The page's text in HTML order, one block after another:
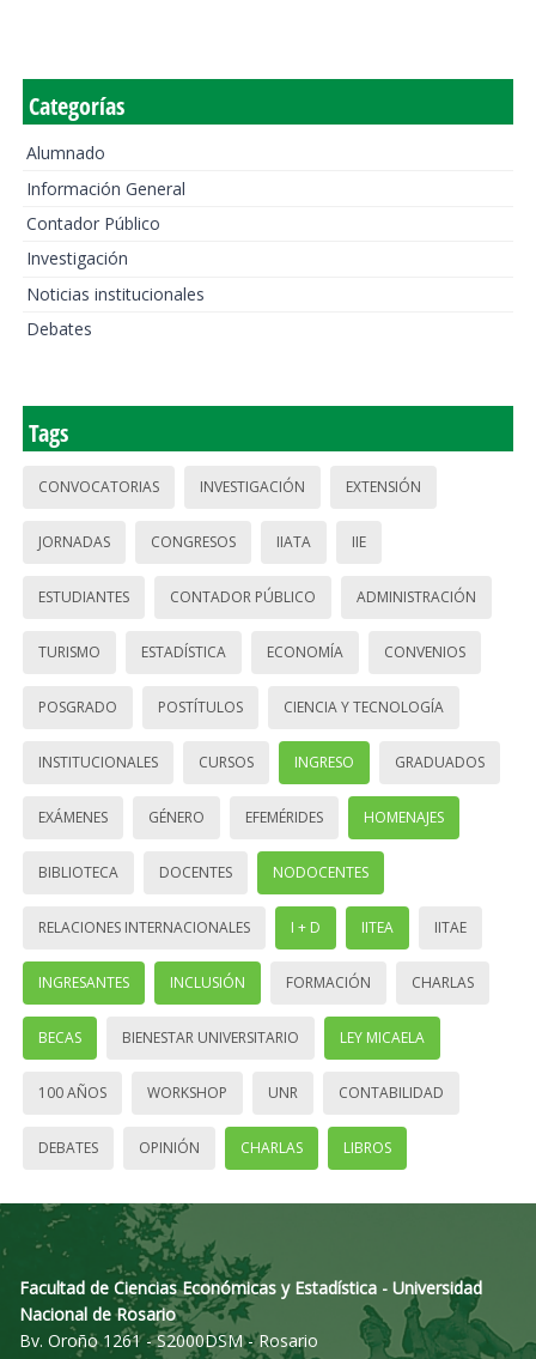
Categorías
Alumnado
Información General
Contador Público
Investigación
Noticias institucionales
Debates
Tags
CONVOCATORIAS INVESTIGACIÓN EXTENSIÓN
JORNADAS CONGRESOS IIATA IIE
ESTUDIANTES CONTADOR PÚBLICO ADMINISTRACIÓN
TURISMO ESTADÍSTICA ECONOMÍA CONVENIOS
POSGRADO POSTÍTULOS CIENCIA Y TECNOLOGÍA
INSTITUCIONALES CURSOS INGRESO GRADUADOS
EXÁMENES GÉNERO EFEMÉRIDES HOMENAJES
BIBLIOTECA DOCENTES NODOCENTES
RELACIONES INTERNACIONALES I + D IITEA IITAE
INGRESANTES INCLUSIÓN FORMACIÓN CHARLAS
BECAS BIENESTAR UNIVERSITARIO LEY MICAELA
100 AÑOS WORKSHOP UNR CONTABILIDAD
DEBATES OPINIÓN CHARLAS LIBROS
Facultad de Ciencias Económicas y Estadística - Universidad
Nacional de Rosario
Bv. Oroño 1261 - S2000DSM - Rosario